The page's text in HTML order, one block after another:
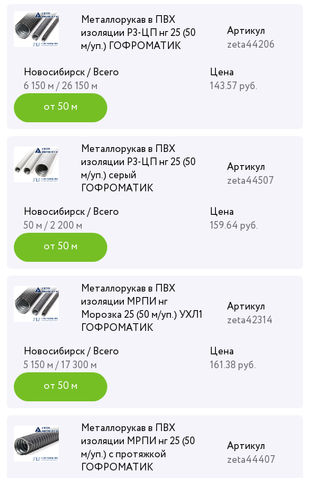
Металлорукав в ПВХ
изоляции Р3-ЦП нг 25 (50
м/уп.) ГОФРОМАТИК
Артикул
zeta44206
Новосибирск / Всего
6 150 м / 26 150 м
Цена
143.57 руб.
от 50 м
Металлорукав в ПВХ
изоляции Р3-ЦП нг 25 (50
м/уп.) серый
ГОФРОМАТИК
Артикул
zeta44507
Новосибирск / Всего
50 м / 2 200 м
Цена
159.64 руб.
от 50 м
Металлорукав в ПВХ
изоляции МРПИ нг
Морозка 25 (50 м/уп.) УХЛ1
ГОФРОМАТИК
Артикул
zeta42314
Новосибирск / Всего
5 150 м / 17 300 м
Цена
161.38 руб.
от 50 м
Металлорукав в ПВХ
изоляции МРПИ нг 25 (50
м/уп.) с протяжкой
ГОФРОМАТИК
Артикул
zeta44407